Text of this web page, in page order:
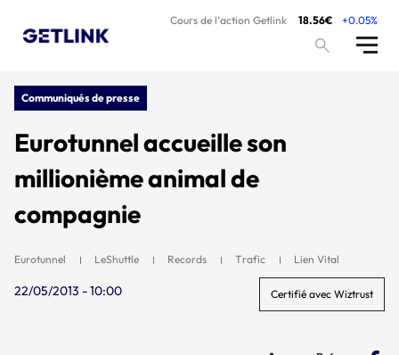
Cours de l’action Getlink 18.56€ +0.05%
Communiqués de presse
Eurotunnel accueille son
millionième animal de
compagnie
Eurotunnel LeShuttle Records Trafic Lien Vital
22/05/2013 - 10:00 Certifié avec Wiztrust